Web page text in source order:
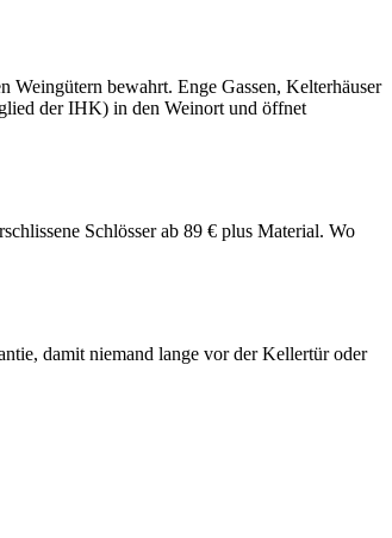
Weingütern bewahrt. Enge Gassen, Kelterhäuser
der IHK) in den Weinort und öffnet
Schlösser ab 89 € plus Material. Wo
damit niemand lange vor der Kellertür oder